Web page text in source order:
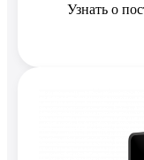
Узнать о